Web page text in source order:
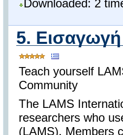
Downloaded: 2
5.
Teach yourself
Community
The LAMS
researchers who
(LAMS). Members